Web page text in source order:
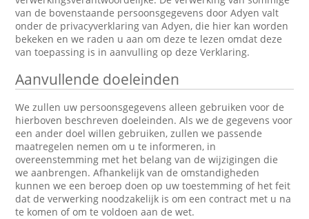
van de bovenstaande persoonsgegevens door Adyen valt
onder de privacyverklaring van Adyen, die hier kan worden
bekeken en we raden u aan om deze te lezen omdat deze
van toepassing is in aanvulling op deze Verklaring.
Aanvullende doeleinden
We zullen uw persoonsgegevens alleen gebruiken voor de
hierboven beschreven doeleinden. Als we de gegevens voor
een ander doel willen gebruiken, zullen we passende
maatregelen nemen om u te informeren, in
overeenstemming met het belang van de wijzigingen die
we aanbrengen. Afhankelijk van de omstandigheden
kunnen we een beroep doen op uw toestemming of het feit
dat de verwerking noodzakelijk is om een contract met u na
te komen of om te voldoen aan de wet.